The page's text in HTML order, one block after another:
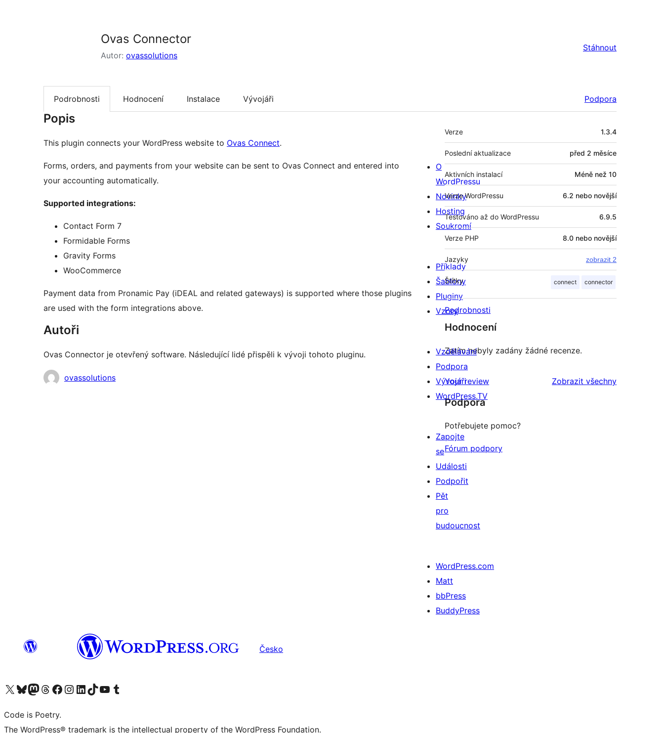
Ovas Connector
Autor: ovassolutions
Stáhnout
Podrobnosti Hodnocení Instalace Vývojáři Podpora
Popis
This plugin connects your WordPress website to Ovas Connect.
Forms, orders, and payments from your website can be sent to Ovas Connect and entered into
your accounting automatically.
Supported integrations:
Contact Form 7
Formidable Forms
Gravity Forms
WooCommerce
Payment data from Pronamic Pay (iDEAL and related gateways) is supported where those plugins
are used with the form integrations above.
Autoři
Ovas Connector je otevřený software. Následující lidé přispěli k vývoji tohoto pluginu.
Spolupracovníci
ovassolutions
Meta
Verze 1.3.4
Poslední aktualizace před 2 měsíce
Aktivních instalací Méně než 10
Verze WordPressu 6.2 nebo novější
Testováno až do WordPressu 6.9.5
Verze PHP 8.0 nebo novější
Jazyky zobrazit 2
Štítky connect connector
Podrobnosti
Hodnocení
Zatím nebyly zadány žádné recenze.
Your review Zobrazit všechnyrecenze
Podpora
Potřebujete pomoc?
Fórum podpory
O
WordPressu
Novinky
Hosting
Soukromí
Příklady
Šablony
Pluginy
Vzory
Vzdělávání
Podpora
Vývojáři
WordPress.TV
Zapojte
se
Události
Podpořit
Pět
pro
budoucnost
WordPress.com
Matt
bbPress
BuddyPress
Česko
Navštivte náš účet na X (dříve Twitter)
Navštivte náš Bluesky účetNavštivte náš účet Mastodon
Navštivte náš Threads účetNavštivte naši stránku na Facebooku
Navštivte náš Instagram účetNavštivte náš LinkedIn účetNavštivte náš TikTok účetNavštivte náš YouTube kanálNavštivte náš Tumblr účet
Code is Poetry.
The WordPress® trademark is the intellectual property of the WordPress Foundation.